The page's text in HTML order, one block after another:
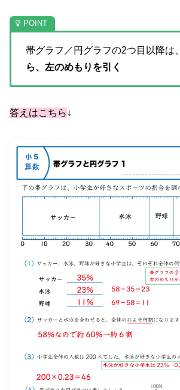
帯グラフ／円グラフの2つ目以降は、
ら、左のめもりを引く
答えはこちら ↓